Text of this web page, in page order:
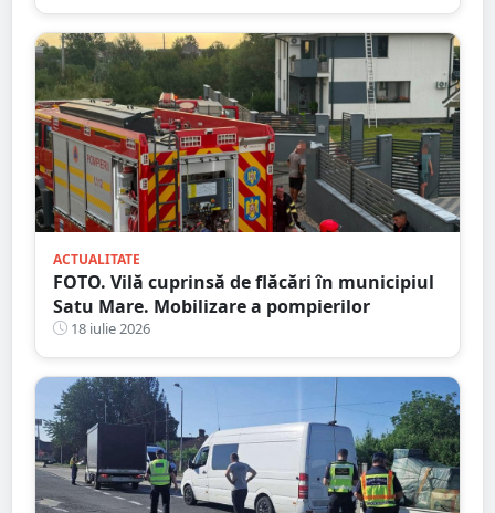
ACTUALITATE
FOTO. Vilă cuprinsă de flăcări în municipiul
Satu Mare. Mobilizare a pompierilor
18 iulie 2026